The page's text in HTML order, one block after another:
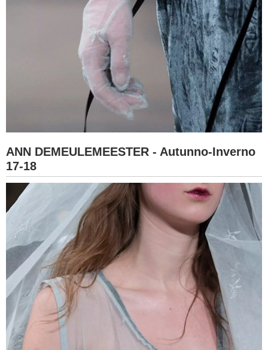
ANN DEMEULEMEESTER - Autunno-Inverno
17-18